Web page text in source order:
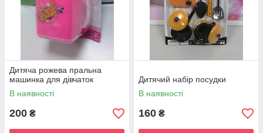
Дитяча рожева пральна
машинка для дівчаток
В наявності
200 ₴
Дитячий набір посудки
В наявності
160 ₴